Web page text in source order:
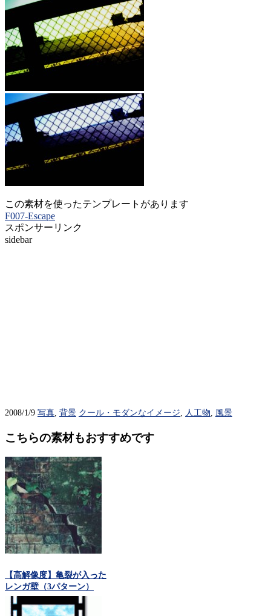
この素材を使ったテンプレートがあります
F007-Escape
スポンサーリンク
sidebar
2008/1/9 写真 背景 クール・モダンなイメージ 人工物 風景
こちらの素材もおすすめです
【高解像度】亀裂が入った
レンガ壁（3パターン）